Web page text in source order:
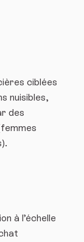
ciblées
nuisibles,
des
à l’échelle